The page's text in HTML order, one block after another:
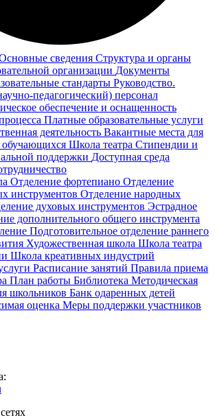
сведения Структура и органы
организации Документы
стандарты Руководство.
педагогический) персонал
обеспечение и оснащенность
Платные образовательные услуги
деятельность Вакантные места для
обучающихся Школа театра Стипендии и
поддержки Доступная среда
Отделение фортепиано Отделение
инструментов Отделение народных
духовых инструментов Эстрадное
дополнительного общего инструмента
Подготовительное отделение раннего
Художественная школа Школа‌‌‌‌ театра
Школа креативных индустрий
Расписание занятий Правила приема
План работы Библиотека Методическая
школьников Банк одаренных детей
оценка Меры поддержки участников